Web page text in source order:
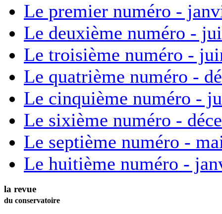
Le premier numéro -
Le deuxième numéro -
Le troisième numéro -
Le quatrième numéro -
Le cinquième numéro -
Le sixième numéro -
Le septième numéro -
Le huitième numéro -
la revue
du conservatoire